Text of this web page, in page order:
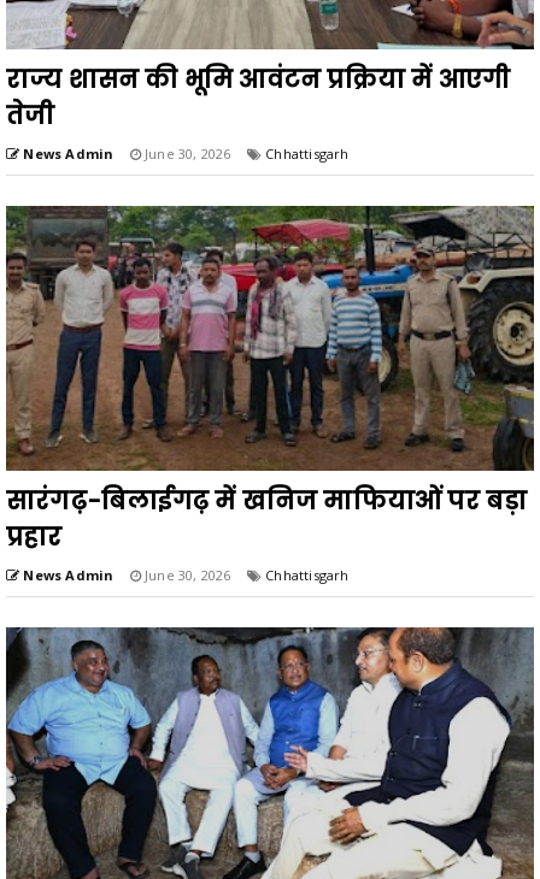
राज्य शासन की भूमि आवंटन प्रक्रिया में आएगी
तेजी
News Admin June 30, 2026 Chhattisgarh
सारंगढ़-बिलाईगढ़ में खनिज माफियाओं पर बड़ा
प्रहार
News Admin June 30, 2026 Chhattisgarh